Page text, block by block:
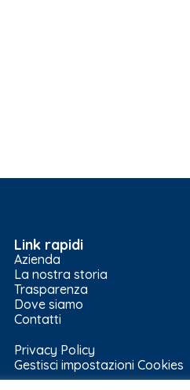
Link rapidi
Azienda
La nostra storia
Trasparenza
Dove siamo
Contatti
Privacy Policy
Gestisci impostazioni Cookies